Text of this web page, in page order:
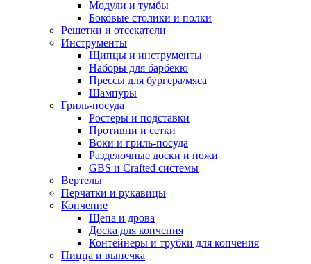
Модули и тумбы
Боковые столики и полки
Решетки и отсекатели
Инструменты
Щипцы и инструменты
Наборы для барбекю
Прессы для бургера/мяса
Шампуры
Гриль-посуда
Ростеры и подставки
Противни и сетки
Воки и гриль-посуда
Разделочные доски и ножи
GBS и Crafted системы
Вертелы
Перчатки и рукавицы
Копчение
Щепа и дрова
Доска для копчения
Контейнеры и трубки для копчения
Пицца и выпечка